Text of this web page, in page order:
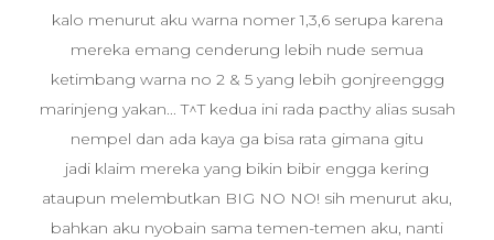
kalo menurut aku warna nomer 1,3,6 serupa karena
mereka emang cenderung lebih nude semua
ketimbang warna no 2 & 5 yang lebih gonjreenggg
marinjeng yakan... T^T kedua ini rada pacthy alias susah
nempel dan ada kaya ga bisa rata gimana gitu
jadi klaim mereka yang bikin bibir engga kering
ataupun melembutkan BIG NO NO! sih menurut aku,
bahkan aku nyobain sama temen-temen aku, nanti